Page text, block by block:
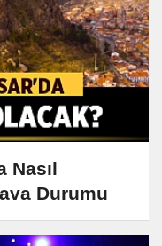
Nasıl
Durumu